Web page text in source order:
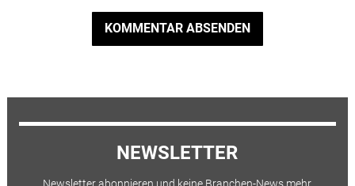
KOMMENTAR ABSENDEN
NEWSLETTER